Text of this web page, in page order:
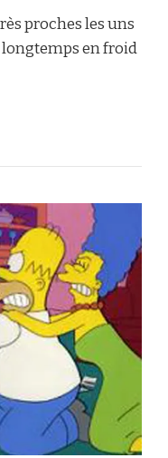
proches les uns
longtemps en froid